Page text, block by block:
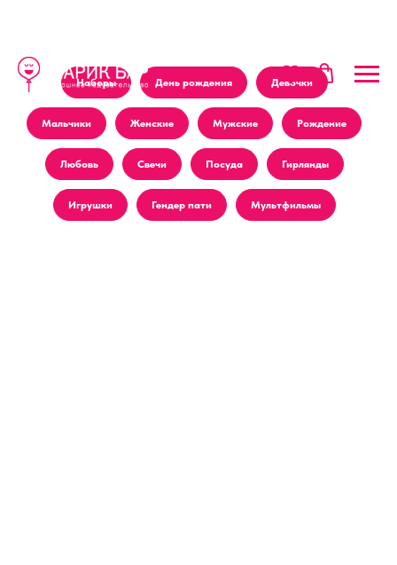
Наборы День рождения Девочки
Мальчики Женские Мужские Рождение
Любовь Свечи Посуда Гирлянды
Игрушки Гендер пати Мультфильмы